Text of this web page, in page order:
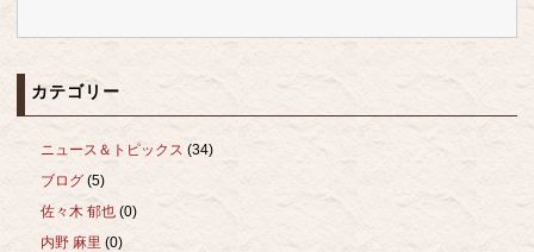
カテゴリー
ニュース＆トピックス (34)
ブログ (5)
佐々木 郁也 (0)
内野 麻里 (0)